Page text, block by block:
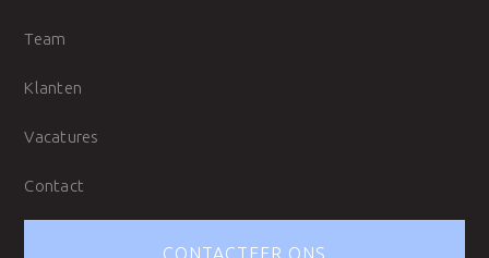
Team
Klanten
Vacatures
Contact
CONTACTEER ONS